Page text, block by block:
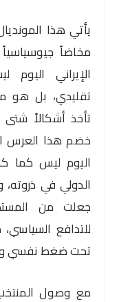
يأتي هذا
مخاضاً
الإيراني
تقليدي، بل هو
تأخذ أشكالاً شتى
خضم هذا العرس
اليوم ليس كما
الدولي في ذروته،
جعلت من
للتدافع
تحت ضغط نفسي